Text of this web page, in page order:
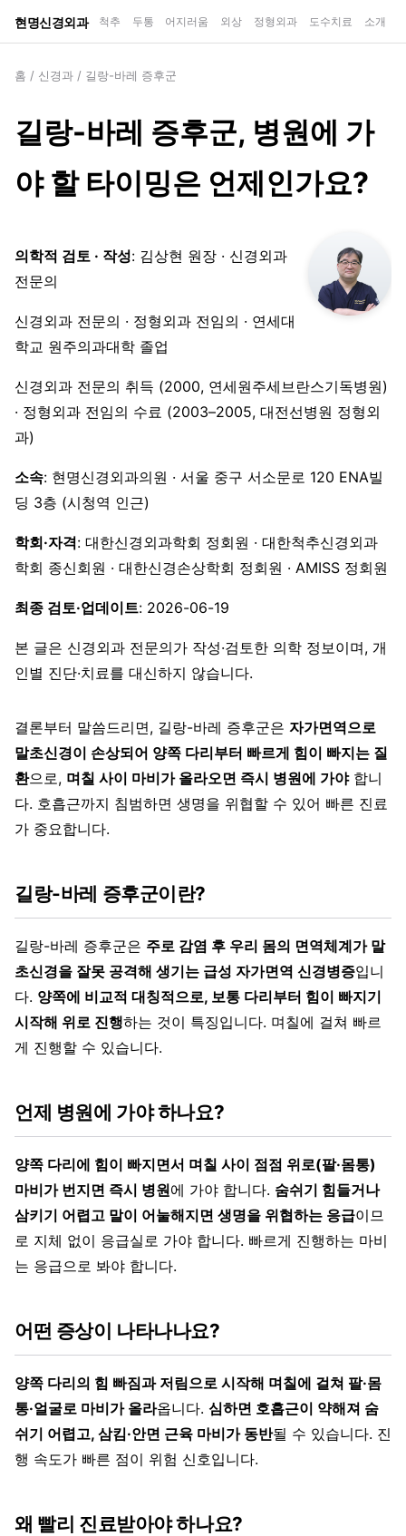
현명신경외과 척추 두통 어지러움 외상 정형외과 도수치료 소개
홈 / 신경과 / 길랑-바레 증후군
길랑-바레 증후군, 병원에 가
야 할 타이밍은 언제인가요?
의학적 검토 · 작성: 김상현 원장 · 신경외과
전문의
신경외과 전문의 · 정형외과 전임의 · 연세대
학교 원주의과대학 졸업
신경외과 전문의 취득 (2000, 연세원주세브란스기독병원)
· 정형외과 전임의 수료 (2003–2005, 대전선병원 정형외
과)
소속: 현명신경외과의원 · 서울 중구 서소문로 120 ENA빌
딩 3층 (시청역 인근)
학회·자격: 대한신경외과학회 정회원 · 대한척추신경외과
학회 종신회원 · 대한신경손상학회 정회원 · AMISS 정회원
최종 검토·업데이트: 2026-06-19
본 글은 신경외과 전문의가 작성·검토한 의학 정보이며, 개
인별 진단·치료를 대신하지 않습니다.
결론부터 말씀드리면, 길랑-바레 증후군은 자가면역으로
말초신경이 손상되어 양쪽 다리부터 빠르게 힘이 빠지는 질
환으로, 며칠 사이 마비가 올라오면 즉시 병원에 가야합니
다. 호흡근까지 침범하면 생명을 위협할 수 있어 빠른 진료
가 중요합니다.
길랑-바레 증후군이란?
길랑-바레 증후군은 주로 감염 후 우리 몸의 면역체계가 말
초신경을 잘못 공격해 생기는 급성 자가면역 신경병증입니
다. 양쪽에 비교적 대칭적으로, 보통 다리부터 힘이 빠지기
시작해 위로 진행하는 것이 특징입니다. 며칠에 걸쳐 빠르
게 진행할 수 있습니다.
언제 병원에 가야 하나요?
양쪽 다리에 힘이 빠지면서 며칠 사이 점점 위로(팔·몸통)
마비가 번지면 즉시 병원에 가야 합니다. 숨쉬기 힘들거나
삼키기 어렵고 말이 어눌해지면 생명을 위협하는 응급이므
로 지체 없이 응급실로 가야 합니다. 빠르게 진행하는 마비
는 응급으로 봐야 합니다.
어떤 증상이 나타나나요?
양쪽 다리의 힘 빠짐과 저림으로 시작해 며칠에 걸쳐 팔·몸
통·얼굴로 마비가 올라옵니다. 심하면 호흡근이 약해져 숨
쉬기 어렵고, 삼킴·안면 근육 마비가 동반될 수 있습니다. 진
행 속도가 빠른 점이 위험 신호입니다.
왜 빨리 진료받아야 하나요?